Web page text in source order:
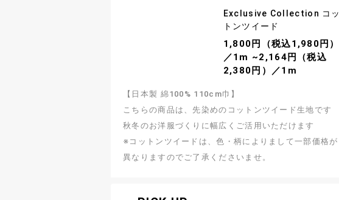
Exclusive Collection コッ
トンツイード
1,800円（税込1,980円）
／1m ~2,164円（税込
2,380円）／1m
【日本製 綿100% 110cm巾】
こちらの商品は、先染めのコットンツイード生地です
秋冬のお洋服づくりに幅広くご活用いただけます
※コットンツイードは、色・柄によりまして一部価格が
異なりますのでご了承くださいませ。